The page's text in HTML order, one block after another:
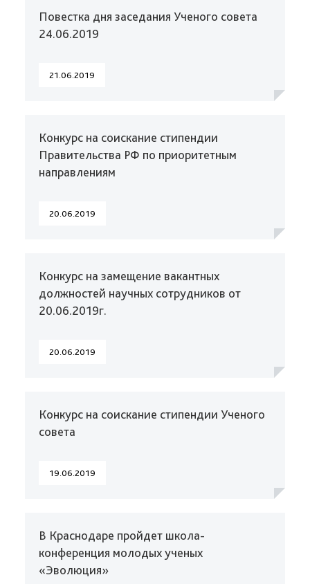
Повестка дня заседания Ученого совета
24.06.2019
21.06.2019
Конкурс на соискание стипендии
Правительства РФ по приоритетным
направлениям
20.06.2019
Конкурс на замещение вакантных
должностей научных сотрудников от
20.06.2019г.
20.06.2019
Конкурс на соискание стипендии Ученого
совета
19.06.2019
В Краснодаре пройдет школа-
конференция молодых ученых
«Эволюция»